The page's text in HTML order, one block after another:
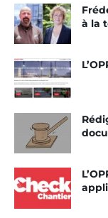
Une
digitaux
Grâce à elle,
l’utilisateur,
des réponses
les bonnes
“Check
large palette
des
à la